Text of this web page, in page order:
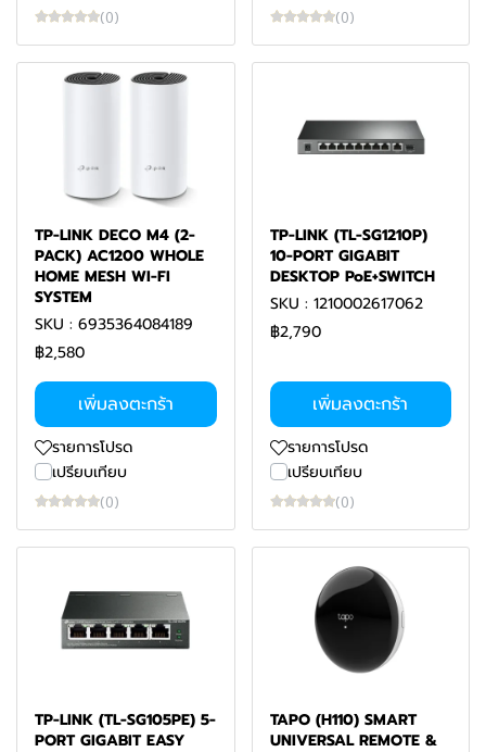
(0) (0)
TP-LINK DECO M4 (2-
PACK) AC1200 WHOLE
HOME MESH WI-FI
SYSTEM
SKU : 6935364084189
฿2,580
เพิ่มลงตะกร้า
รายการโปรด
เปรียบเทียบ
(0)
TP-LINK (TL-SG1210P)
10-PORT GIGABIT
DESKTOP PoE+SWITCH
SKU : 1210002617062
฿2,790
เพิ่มลงตะกร้า
รายการโปรด
เปรียบเทียบ
(0)
TP-LINK (TL-SG105PE) 5-
PORT GIGABIT EASY
TAPO (H110) SMART
UNIVERSAL REMOTE &